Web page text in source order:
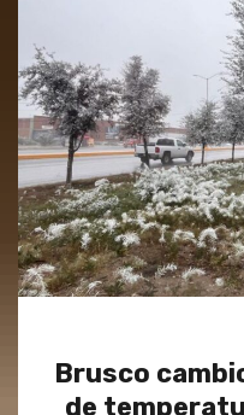
Brusco
de